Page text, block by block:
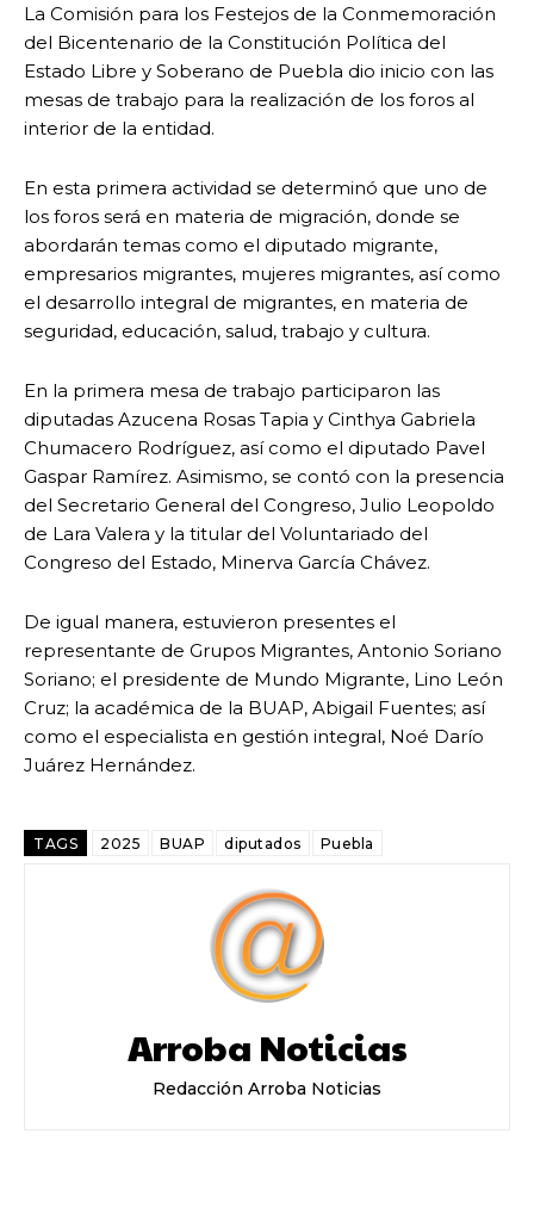
La Comisión para los Festejos de la Conmemoración
del Bicentenario de la Constitución Política del
Estado Libre y Soberano de Puebla dio inicio con las
mesas de trabajo para la realización de los foros al
interior de la entidad.
En esta primera actividad se determinó que uno de
los foros será en materia de migración, donde se
abordarán temas como el diputado migrante,
empresarios migrantes, mujeres migrantes, así como
el desarrollo integral de migrantes, en materia de
seguridad, educación, salud, trabajo y cultura.
En la primera mesa de trabajo participaron las
diputadas Azucena Rosas Tapia y Cinthya Gabriela
Chumacero Rodríguez, así como el diputado Pavel
Gaspar Ramírez. Asimismo, se contó con la presencia
del Secretario General del Congreso, Julio Leopoldo
de Lara Valera y la titular del Voluntariado del
Congreso del Estado, Minerva García Chávez.
De igual manera, estuvieron presentes el
representante de Grupos Migrantes, Antonio Soriano
Soriano; el presidente de Mundo Migrante, Lino León
Cruz; la académica de la BUAP, Abigail Fuentes; así
como el especialista en gestión integral, Noé Darío
Juárez Hernández.
TAGS 2025 BUAP diputados Puebla
Arroba Noticias
Redacción Arroba Noticias